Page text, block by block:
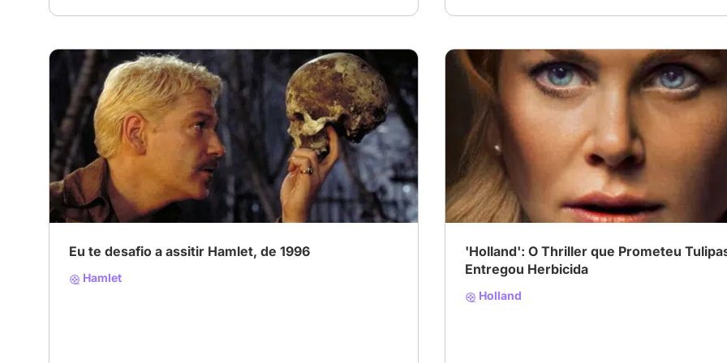
Eu te desafio a assitir Hamlet, de 1996
Hamlet
'Holland': O Thriller que Prometeu
Entregou Herbicida
Holland